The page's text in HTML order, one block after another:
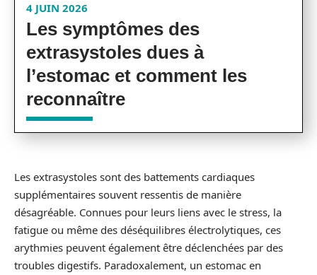
4 JUIN 2026
Les symptômes des
extrasystoles dues à
l’estomac et comment les
reconnaître
Les extrasystoles sont des battements cardiaques
supplémentaires souvent ressentis de manière
désagréable. Connues pour leurs liens avec le stress, la
fatigue ou même des déséquilibres électrolytiques, ces
arythmies peuvent également être déclenchées par des
troubles digestifs. Paradoxalement, un estomac en